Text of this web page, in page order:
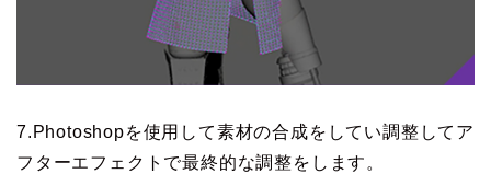
7.Photoshopを使用して素材の合成をしてい調整してア
フターエフェクトで最終的な調整をします。